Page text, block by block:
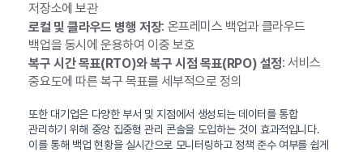
저장소에 보관
로컬 및 클라우드 병행 저장: 온프레미스 백업과 클라우드
백업을 동시에 운용하여 이중 보호
복구 시간 목표(RTO)와 복구 시점 목표(RPO) 설정: 서비스
중요도에 따른 복구 목표를 세부적으로 정의
또한 대기업은 다양한 부서 및 지점에서 생성되는 데이터를 통합
관리하기 위해 중앙 집중형 관리 콘솔을 도입하는 것이 효과적입니다.
이를 통해 백업 현황을 실시간으로 모니터링하고 정책 준수 여부를 쉽게